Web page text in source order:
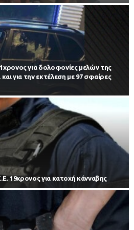
για δολοφονίες μελών της
για την εκτέλεση με 97 σφαίρες
19χρονος για κατοχή κάνναβης